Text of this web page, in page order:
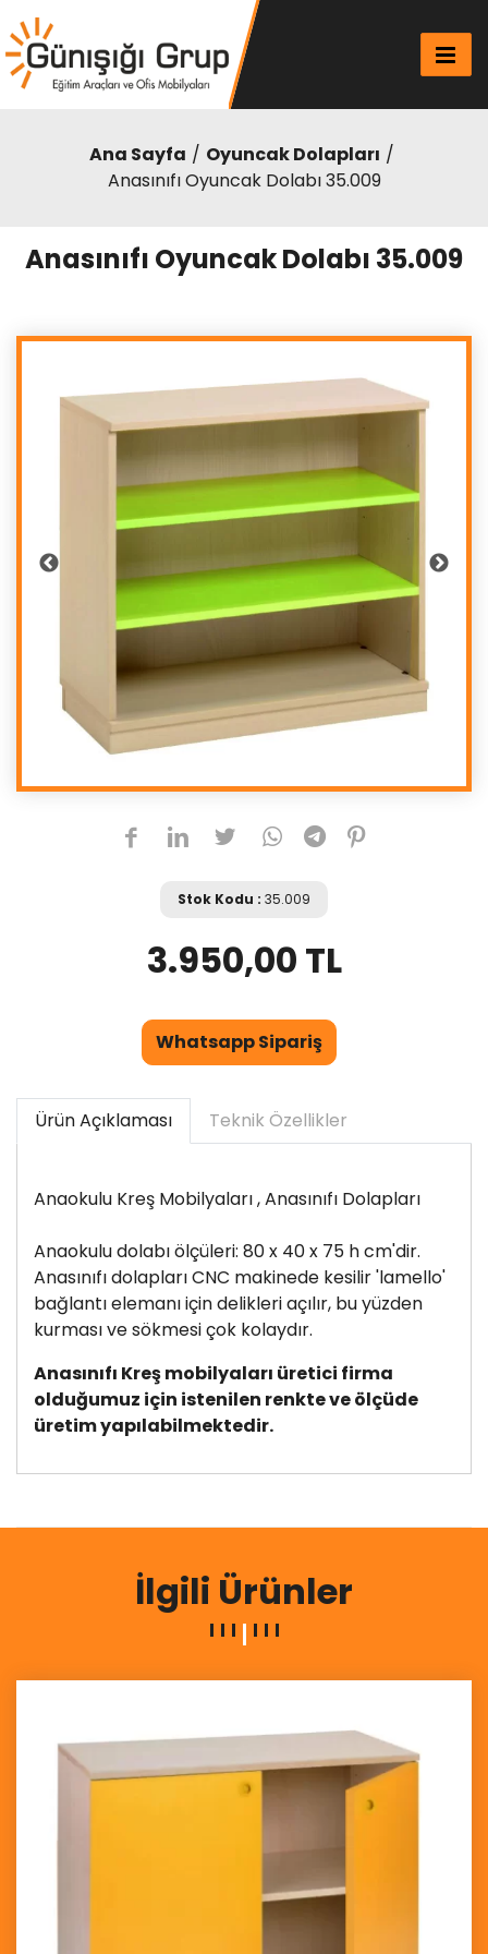
Ana Sayfa
Oyuncak Dolapları
Anasınıfı Oyuncak Dolabı 35.009
Anasınıfı Oyuncak Dolabı 35.009
Stok Kodu : 35.009
3.950,00 TL
Whatsapp Sipariş
Ürün Açıklaması Teknik Özellikler
Anaokulu Kreş Mobilyaları , Anasınıfı Dolapları
Anaokulu dolabı ölçüleri: 80 x 40 x 75 h cm'dir.
Anasınıfı dolapları CNC makinede kesilir 'lamello'
bağlantı elemanı için delikleri açılır, bu yüzden
kurması ve sökmesi çok kolaydır.
Anasınıfı Kreş mobilyaları üretici firma
olduğumuz için istenilen renkte ve ölçüde
üretim yapılabilmektedir.
İlgili Ürünler